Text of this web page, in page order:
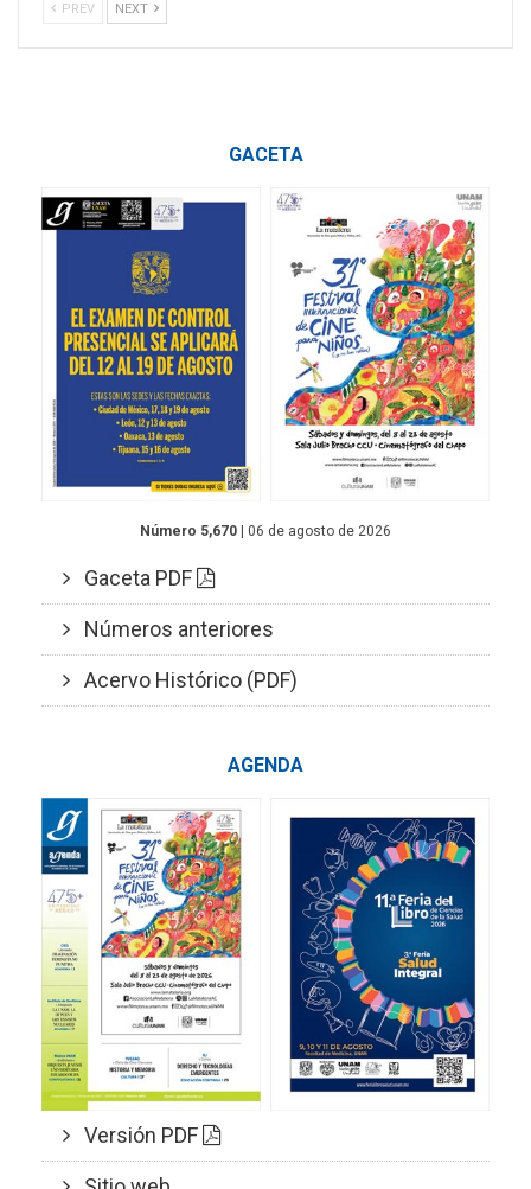
PREV NEXT
GACETA
Número 5,670 | 06 de agosto de 2026
Gaceta PDF
Números anteriores
Acervo Histórico (PDF)
AGENDA
Versión PDF